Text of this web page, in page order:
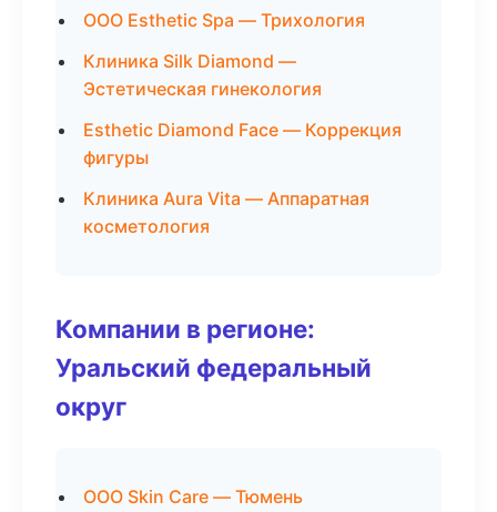
ООО Esthetic Spa — Трихология
Клиника Silk Diamond —
Эстетическая гинекология
Esthetic Diamond Face — Коррекция
фигуры
Клиника Aura Vita — Аппаратная
косметология
Компании в регионе:
Уральский федеральный
округ
ООО Skin Care — Тюмень